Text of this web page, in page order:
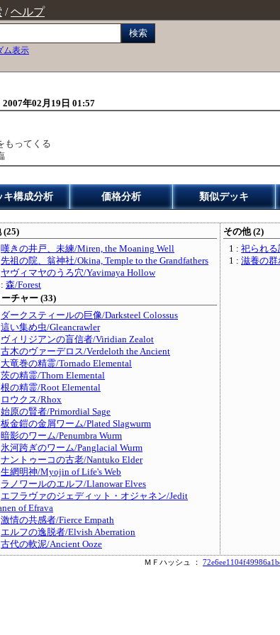
/ヘルプ
検索
ム表示
2007年02月19日 01:57
もってくる
キ構成分析 価格分析 類似デッキ
(25)
嘆きの井戸、未練/Miren, the Moaning Well
先祖の院、翁神社/Okina, Temple to the Grandfathers
ヤヴィマヤのうろ穴/Yavimaya Hollow
森/Forest
チャー (33)
ダークスティールの巨像/Darksteel Colossus
這い集め虫/Gleancrawler
ヴィリジアンの盲信者/Viridian Zealot
古木のヴァーデロス/Verdeloth the Ancient
大竜巻の精霊/Tornado Elemental
茨の精霊/Thorn Elemental
根の精霊/Root Elemental
ロウクス/Rhox
始原の賢者/Primordial Sage
板金鎧の金屑ワーム/Plated Slagwurm
暗影のワーム/Penumbra Wurm
氷河跨ぎのワーム/Panglacial Wurm
ナントゥーコの古老/Nantuko Elder
生網明神/Myojin of Life's Web
ラノワールのエルフ/Llanowar Elves
エフラヴァのジェディット・オジャネン/Jedit
of Efrava
激情の共感者/Fierce Empath
エルフの逸脱者/Elvish Aberration
古代の軟泥/Ancient Ooze
その他 (2)
1 : 祀られる
1 : 滋養の群
ＭＦハッシュ ：